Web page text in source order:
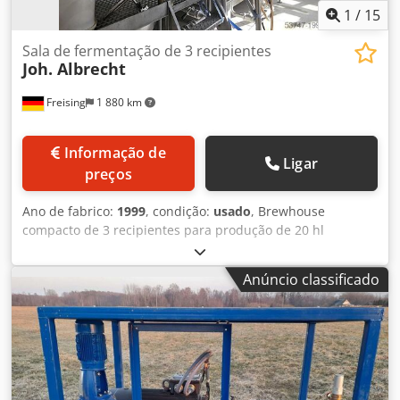
1 / 15
Freising 1 880 km
Sala de fermentação de 3 recipientes
Joh. Albrecht
preços
Ligar
Ano de fabrico: 1999, condição: usado, Brewhouse
compacto de 3 recipientes para produção de 20 hl
Máquina (adicional): sistema de infusão compacto de 20 hl
Tamanho da infusão: 2000 l Csdpjw U A T Iefx Agmsha
Comprimento: 2600 mm Largura: 5000 mm Altura: 4500
mm Operação/Controle: Operação manual com
controlador de programa de aquecimento "Barbie e
Kühner 7600" Material: aço inoxidável / cobre Construção
básica: Recipientes de fermentação montados em uma
estrutura de construção Equipamento: Caldeira de
Anúncio classificado